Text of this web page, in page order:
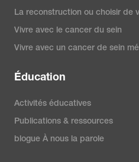
La reconstruction ou choisir de
Vivre avec le cancer du sein
Vivre avec un cancer de sein
Éducation
Activités éducatives
Publications & ressources
blogue À nous la parole